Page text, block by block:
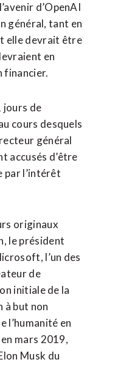
d’OpenAI
général, tant en
elle devrait être
en
financier.
jours de
cours desquels
général
accusés d’être
par l’intérêt
originaux
le président
l’un des
de
initiale de la
à but non
l’humanité en
mars 2019,
Musk du